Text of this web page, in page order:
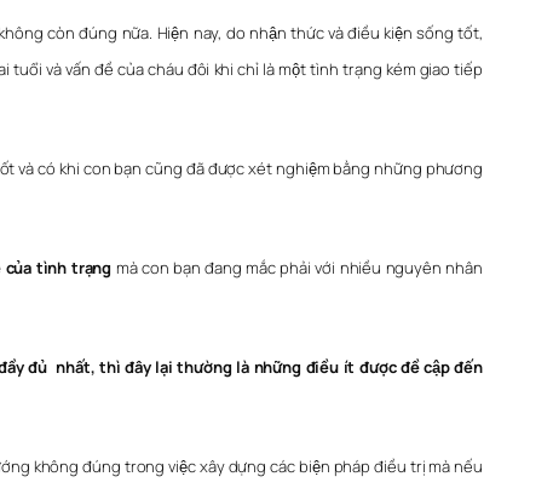
còn đúng nữa. Hiện nay, do nhận thức và điều kiện sống tốt,
và vấn đề của cháu đôi khi chỉ là một tình trạng kém giao tiếp
và có khi con bạn cũng đã được xét nghiệm bằng những phương
của tình trạng mà con bạn đang mắc phải với nhiều nguyên nhân
đủ nhất, thì đây lại thường là những điều ít được đề cập đến
không đúng trong việc xây dựng các biện pháp điều trị mà nếu